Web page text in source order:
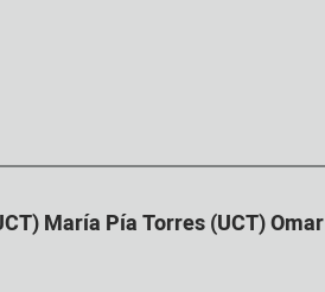
María Pía Torres (UCT) Omar